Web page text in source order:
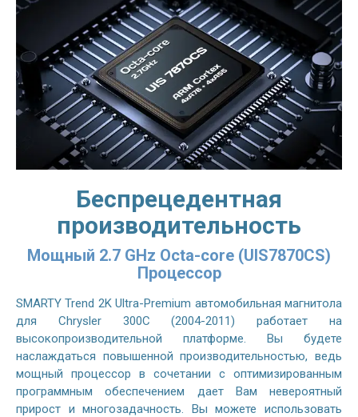
Беспрецедентная
производительность
Мощный 2.7 GHz Octa-core (UIS7870CS)
Процессор
SMARTY Trend 2K Ultra-Premium автомобильная магнитола
для Chrysler 300C (2004-2011) работает на
высокопроизводительной платформе. Вы будете
наслаждаться повышенной производительностью, ведь
мощный процессор в сочетании с оптимизированным
программным обеспечением дает Вам невероятный
прирост и многозадачность. Вы можете использовать